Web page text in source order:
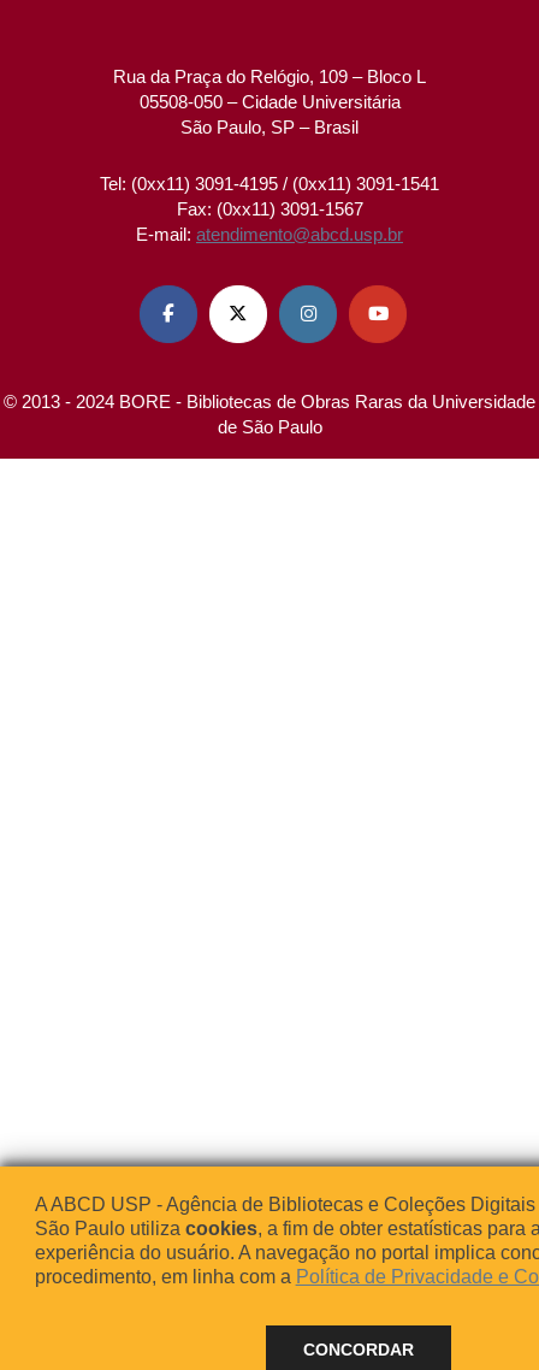
Rua da Praça do Relógio, 109 – Bloco L
05508-050 – Cidade Universitária
São Paulo, SP – Brasil
Tel: (0xx11) 3091-4195 / (0xx11) 3091-1541
Fax: (0xx11) 3091-1567
E-mail: atendimento@abcd.usp.br
   
© 2013 - 2024 BORE - Bibliotecas de Obras Raras da Universidade
de São Paulo
A ABCD USP - Agência de Bibliotecas e Coleções
São Paulo utiliza cookies, a fim de obter estatísticas para
experiência do usuário. A navegação no portal implica
procedimento, em linha com a Política de Privacidade e
CONCORDAR